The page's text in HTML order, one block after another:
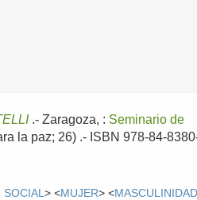
.-Zaragoza, : Seminario de
la paz; 26) .- ISBN 978-84-
SOCIAL> <MUJER> <